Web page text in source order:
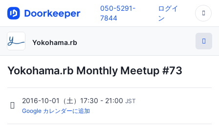
050-5291-
7844
ログイ
ン
Yokohama.rb
Yokohama.rb Monthly Meetup #73
2016-10-01（土）17:30 - 21:00 JST
Google カレンダーに追加